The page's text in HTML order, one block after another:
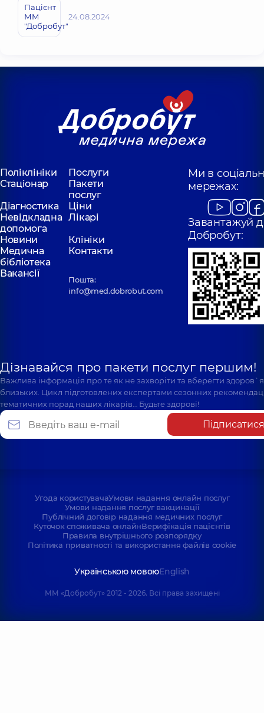
Пацієнт
ММ
"Добробут"
24.08.2024
Поліклініки
Послуги
Стаціонар
Пакети
послуг
Діагностика
Ціни
Невідкладна
допомога
Лікарі
Новини
Клініки
Медична
бібліотека
Контакти
Вакансії
Пошта:
info@med.dobrobut.com
Ми в
мережах:
Завантажуй
Добробут:
Дізнавайся про пакети послуг першим!
Важлива інформація про те як не захворіти та вберегти
близьких. Цикл підготовлених експертами сезонних
тематичних порад наших лікарів… Будьте здорові!
Підписатися
Угода користувачаУмови надання онлайн послуг
Умови надання послуг вакцинації
Публічний договір надання медичних послуг
Куточок споживача онлайнВерифікація пацієнтів
Правила внутрішнього розпорядку
Політика приватності та використання файлів cookie
Українською мовоюEnglish
ММ «Добробут» 2012 - 2026. Всі права захищені